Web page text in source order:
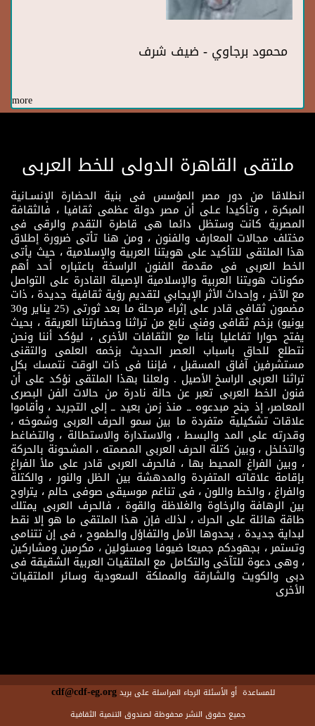
محمود برجاوي - ضيف شرف
more
ملتقى القاهرة الدولى للخط العربى
انطلاقا من دور مصر المؤسس فى بنية الحضارة الإنسـانية
المبكرة ، وتأكيدا عـلى أن مصر دولة عظمى ثقافيا ، فالثقافة
المصرية كانت وستظل دائما هى قاطرة التقدم والرقى فى
مختلف مجالات المعارف والفنون ، ومن هنا تأتى ضرورة إطلاق
هذا الملتقى للتأكيد على هويتنا العربية والإسلامية ، حيث يأتى
الخط العربى فى مقدمة الفنون الراسخة باعتباره أحد أهم
مكونات هويتنا العربية والإسلامية الإصيلة القادرة على التواصل
مع الآخر ، وإحداث الأثر الإيجابي لتقديم رؤية ثقافية جديدة ، ذات
مضمون ثقافى قادر على إثراء مرحلة ما بعد ثورتى (25 يناير و30
يونيو) بزخم ثقافى وفنى نابع من تراثنا وحضارتنا العريقة ، بحيث
يفتح حوارا تفاعليا بناءاً مع الثقافات الأخرى ، ليؤكد أننا ونحن
نتطلع للحاق باسباب العصر الحديث بزخمه العلمى والتقنى
مستشرفين آفاق المسقبل ، فإننا فى ذات الوقت نتمسك بكل
تراثنا العربى الراسخ الأصيل . ولعلنا بهذا الملتقى نؤكد على أن
فنون الخط العربى تعبر عن حالة نادرة من حالات الفن البصرى
المعاصر، إذ جنح مبدعوه ــ منذ زمن بعيد ــ إلى التجريد ، وأقاموا
علاقات تشكيلية متفردة ما بين سمو الحرف العربى وشموخه ،
وقدرته على المد والبسط ، والاستدارة والاستطالة ، والتضاغط
والتخلخل ، وبين كتلة الحرف العربى المصمته ، المشحونة بالحركة
، وبين الفراغ المحيط بها ، فالحرف العربى قادر على ملأ الفراغ
بإقامة علاقاته المتفردة والمدهشة بين الظل والنور ، والكتلة
والفراغ ، والخط واللون ، فى تناغم موسيقى صوفى حالم ، يتراوح
بين الرهافة والرخاوة والغلاظة والقوة ، فالحرف العربى يمتلك
طاقة هائلة على الحرك ، لذلك فإن هذا الملتقى ما هو إلا نقط
لبداية جديدة ، يحدوها الأمل والتفاؤل والطموح ، فى إن تتنامى
وتستمر ، بجهودكم جميعا ضيوفا ومسئولين ، مكرمين ومشاركين
، وهى دعوة للتآخى والتكامل مع الملتقيات العربية الشقيقة فى
دبى والكويت والشارقة والمملكة السعودية وسائر الملتقيات
الأخرى
للمساعدة أو الأسئلة الرجاء المراسلة على بريدcdf@cdf-eg.org
جميع حقوق النشر محفوظة لصندوق التنمية الثقافية